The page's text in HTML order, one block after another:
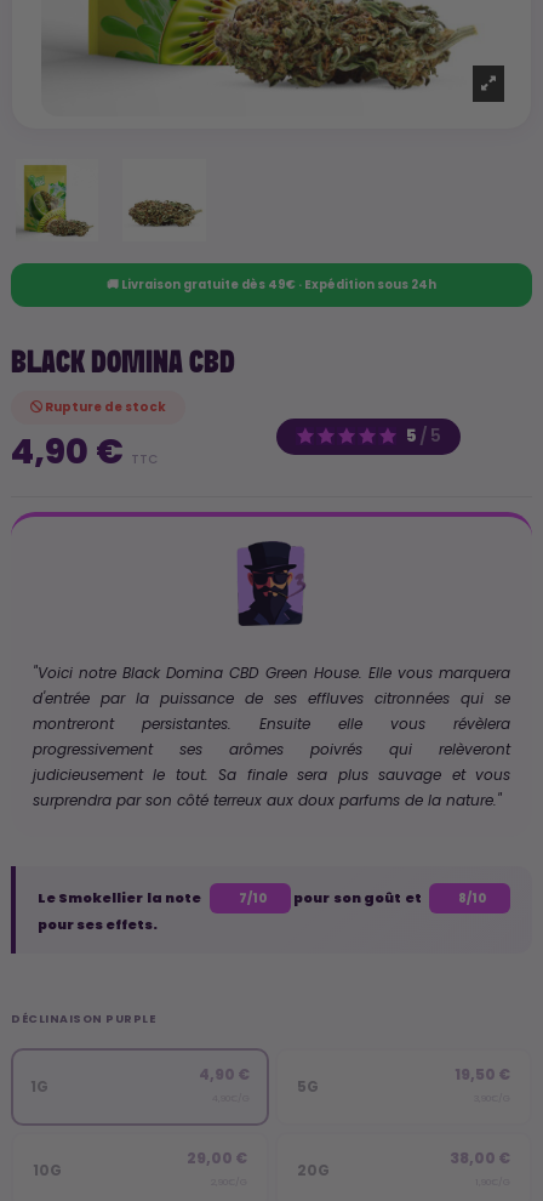
🚚 Livraison gratuite dès 49€ · Expédition sous 24h
BLACK DOMINA CBD
5 / 5
Rupture de stock
4,90 € TTC
"Voici notre Black Domina CBD Green House. Elle vous marquera
d'entrée par la puissance de ses effluves citronnées qui se
montreront persistantes. Ensuite elle vous révèlera
progressivement ses arômes poivrés qui relèveront
judicieusement le tout. Sa finale sera plus sauvage et vous
surprendra par son côté terreux aux doux parfums de la nature."
Le Smokellier la note 7/10 pour son goût et 8/10
pour ses effets.
DÉCLINAISON PURPLE
1G
4,90 €
5G
19,50 €
10G
29,00 €
20G
38,00 €